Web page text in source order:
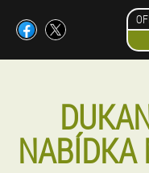
NABÍDKA